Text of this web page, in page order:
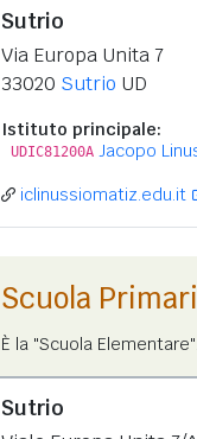
Sutrio
Via Europa Unita 7
33020 Sutrio UD
Istituto principale:
UDIC81200A Jacopo
iclinussiomatiz.edu.it
Scuola
È la "Scuola
Sutrio